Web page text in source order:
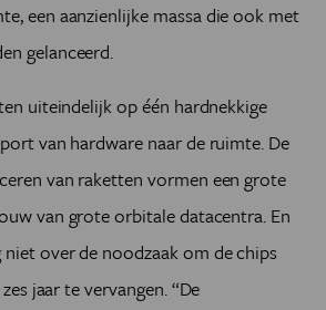
een aanzienlijke massa die ook met
gelanceerd.
uiteindelijk op één hardnekkige
van hardware naar de ruimte. De
van raketten vormen een grote
van grote orbitale datacentra. En
over de noodzaak om de chips
jaar te vervangen. “De